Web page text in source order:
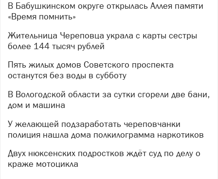
В Бабушкинском округе открылась Аллея памяти
«Время помнить»
Жительница Череповца украла с карты сестры
более 144 тысяч рублей
Пять жилых домов Советского проспекта
останутся без воды в субботу
В Вологодской области за сутки сгорели две бани,
дом и машина
У желающей подзаработать череповчанки
полиция нашла дома полкилограмма наркотиков
Двух нюксенских подростков ждёт суд по делу о
краже мотоцикла